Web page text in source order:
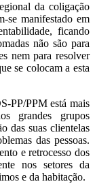
da coligação
se manifestado em
ficando
não são para
nem para resolver
se colocam a esta
PP/PPM está mais
grandes grupos
das suas clientelas
das pessoas.
e retrocesso dos
nos setores da
e da habitação.